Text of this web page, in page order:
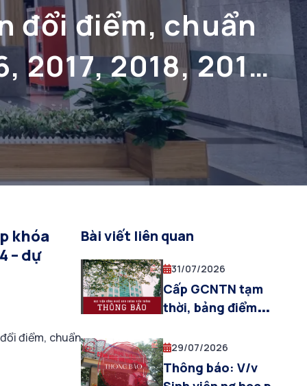
đổi điểm, chuẩn
2017, 2018, 2019,
sơ 08/2024 – dự
khóa
– dự
điểm, chuẩn
Bài viết liên quan
31/07/2026
Cấp GCNTN tạm
thời, bảng điểm
sơ HSSV cho sinh
viên được công
nhận tốt nghiệp đợt
29/07/2026
Thông báo: V/v